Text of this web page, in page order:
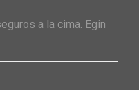
a la cima. Egin